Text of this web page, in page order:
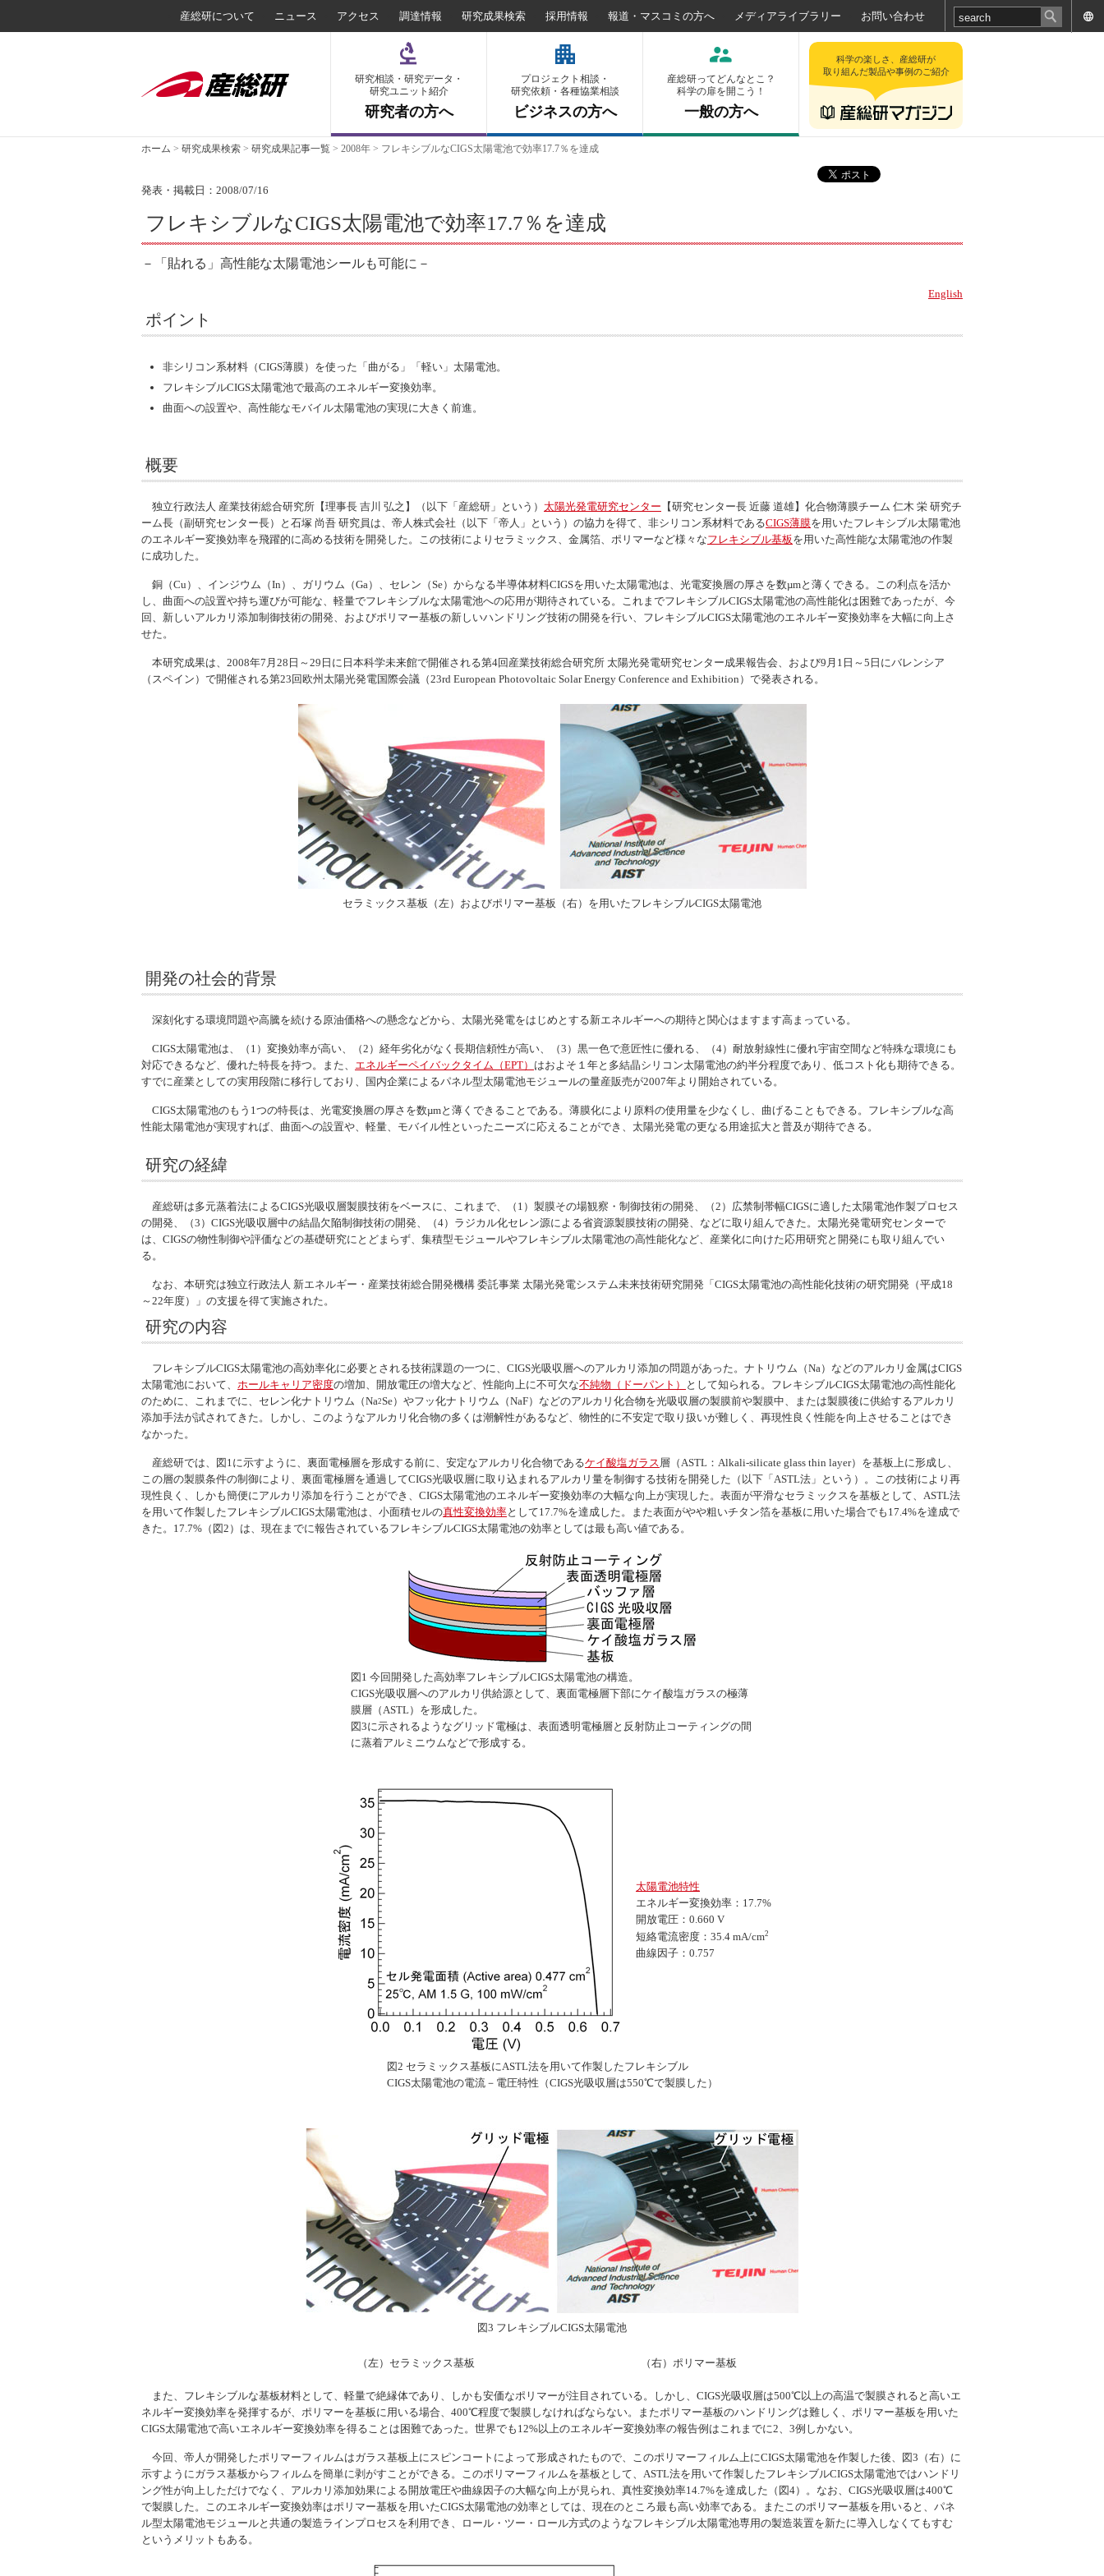
産総研について ニュース アクセス 調達情報 研究成果検索 採用情報 報道・マスコミの方へ メディアライブラリー お問い合わせ
研究相談・研究データ・
研究ユニット紹介
研究者の方へ
プロジェクト相談・
研究依頼・各種協業相談
ビジネスの方へ
産総研ってどんなとこ？
科学の扉を開こう！
一般の方へ
科学の楽しさ、産総研が
取り組んだ製品や事例のご紹介
ホーム > 研究成果検索 > 研究成果記事一覧 > 2008年 > フレキシブルなCIGS太陽電池で効率17.7％を達成
発表・掲載日：2008/07/16
フレキシブルなCIGS太陽電池で効率17.7％を達成
－「貼れる」高性能な太陽電池シールも可能に－
English
ポイント
非シリコン系材料（CIGS薄膜）を使った「曲がる」「軽い」太陽電池。
フレキシブルCIGS太陽電池で最高のエネルギー変換効率。
曲面への設置や、高性能なモバイル太陽電池の実現に大きく前進。
概要
独立行政法人 産業技術総合研究所【理事長 吉川 弘之】（以下「産総研」という） 太陽光発電研究センター 【研究センター長 近藤 道雄】化合物薄膜チーム 仁木 栄 研究チ
ーム長（副研究センター長）と石塚 尚吾 研究員は、帝人株式会社（以下「帝人」という）の協力を得て、非シリコン系材料であるCIGS薄膜を用いたフレキシブル太陽電池
のエネルギー変換効率を飛躍的に高める技術を開発した。この技術によりセラミックス、金属箔、ポリマーなど様々なフレキシブル基板を用いた高性能な太陽電池の作製
に成功した。
銅（Cu）、インジウム（In）、ガリウム（Ga）、セレン（Se）からなる半導体材料CIGSを用いた太陽電池は、光電変換層の厚さを数µmと薄くできる。この利点を活か
し、曲面への設置や持ち運びが可能な、軽量でフレキシブルな太陽電池への応用が期待されている。これまでフレキシブルCIGS太陽電池の高性能化は困難であったが、今
回、新しいアルカリ添加制御技術の開発、およびポリマー基板の新しいハンドリング技術の開発を行い、フレキシブルCIGS太陽電池のエネルギー変換効率を大幅に向上さ
せた。
本研究成果は、2008年7月28日～29日に日本科学未来館で開催される第4回産業技術総合研究所 太陽光発電研究センター成果報告会、および9月1日～5日にバレンシア
（スペイン）で開催される第23回欧州太陽光発電国際会議（23rd European Photovoltaic Solar Energy Conference and Exhibition ）で発表される。
セラミックス基板（左）およびポリマー基板（右）を用いたフレキシブルCIGS太陽電池
開発の社会的背景
深刻化する環境問題や高騰を続ける原油価格への懸念などから、太陽光発電をはじめとする新エネルギーへの期待と関心はますます高まっている。
CIGS太陽電池は、（1）変換効率が高い、（2）経年劣化がなく長期信頼性が高い、（3）黒一色で意匠性に優れる、（4）耐放射線性に優れ宇宙空間など特殊な環境にも
対応できるなど、優れた特長を持つ。また、 エネルギーペイバックタイム（EPT） はおよそ１年と多結晶シリコン太陽電池の約半分程度であり、低コスト化も期待できる。
すでに産業としての実用段階に移行しており、国内企業によるパネル型太陽電池モジュールの量産販売が2007年より開始されている。
CIGS太陽電池のもう1つの特長は、光電変換層の厚さを数µmと薄くできることである。薄膜化により原料の使用量を少なくし、曲げることもできる。フレキシブルな高
性能太陽電池が実現すれば、曲面への設置や、軽量、モバイル性といったニーズに応えることができ、太陽光発電の更なる用途拡大と普及が期待できる。
研究の経緯
産総研は多元蒸着法によるCIGS光吸収層製膜技術をベースに、これまで、（1）製膜その場観察・制御技術の開発、（2）広禁制帯幅CIGSに適した太陽電池作製プロセス
の開発、（3）CIGS光吸収層中の結晶欠陥制御技術の開発、（4）ラジカル化セレン源による省資源製膜技術の開発、などに取り組んできた。太陽光発電研究センターで
は、CIGSの物性制御や評価などの基礎研究にとどまらず、集積型モジュールやフレキシブル太陽電池の高性能化など、産業化に向けた応用研究と開発にも取り組んでい
る。
なお、本研究は独立行政法人 新エネルギー・産業技術総合開発機構 委託事業 太陽光発電システム未来技術研究開発「CIGS太陽電池の高性能化技術の研究開発（平成18
～22年度）」の支援を得て実施された。
研究の内容
フレキシブルCIGS太陽電池の高効率化に必要とされる技術課題の一つに、CIGS光吸収層へのアルカリ添加の問題があった。ナトリウム（Na）などのアルカリ金属はCIGS
太陽電池において、 ホールキャリア密度の増加、開放電圧の増大など、性能向上に不可欠な不純物（ドーパント）
として知られる。フレキシブルCIGS太陽電池の高性能化
のために、これまでに、セレン化ナトリウム（Na2Se）やフッ化ナトリウム（NaF）などのアルカリ化合物を光吸収層の製膜前や製膜中、または製膜後に供給するアルカリ
添加手法が試されてきた。しかし、このようなアルカリ化合物の多くは潮解性があるなど、物性的に不安定で取り扱いが難しく、再現性良く性能を向上させることはでき
なかった。
産総研では、図1に示すように、裏面電極層を形成する前に、安定なアルカリ化合物であるケイ酸塩ガラス 層（ASTL： Alkali-silicate glass thin layer）を基板上に形成し、
この層の製膜条件の制御により、裏面電極層を通過してCIGS光吸収層に取り込まれるアルカリ量を制御する技術を開発した（以下「ASTL法」という）。この技術により再
現性良く、しかも簡便にアルカリ添加を行うことができ、CIGS太陽電池のエネルギー変換効率の大幅な向上が実現した。表面が平滑なセラミックスを基板として、ASTL法
を用いて作製したフレキシブルCIGS太陽電池は、小面積セルの真性変換効率として17.7%を達成した。また表面がやや粗いチタン箔を基板に用いた場合でも17.4%を達成で
きた。17.7%（図2）は、現在までに報告されているフレキシブルCIGS太陽電池の効率としては最も高い値である。
図1 今回開発した高効率フレキシブルCIGS太陽電池の構造。
CIGS光吸収層へのアルカリ供給源として、裏面電極層下部にケイ酸塩ガラスの極薄
膜層（ASTL）を形成した。
図3に示されるようなグリッド電極は、表面透明電極層と反射防止コーティングの間
に蒸着アルミニウムなどで形成する。
太陽電池特性
エネルギー変換効率：17.7%
開放電圧：0.660 V
短絡電流密度：35.4 mA/cm2
曲線因子：0.757
図2 セラミックス基板にASTL法を用いて作製したフレキシブル
CIGS太陽電池の電流－電圧特性（CIGS光吸収層は550℃で製膜した）
図3 フレキシブルCIGS太陽電池
（左）セラミックス基板 （右）ポリマー基板
また、フレキシブルな基板材料として、軽量で絶縁体であり、しかも安価なポリマーが注目されている。しかし、CIGS光吸収層は500℃以上の高温で製膜されると高いエ
ネルギー変換効率を発揮するが、ポリマーを基板に用いる場合、400℃程度で製膜しなければならない。またポリマー基板のハンドリングは難しく、ポリマー基板を用いた
CIGS太陽電池で高いエネルギー変換効率を得ることは困難であった。世界でも12%以上のエネルギー変換効率の報告例はこれまでに2、3例しかない。
今回、帝人が開発したポリマーフィルムはガラス基板上にスピンコートによって形成されたもので、このポリマーフィルム上にCIGS太陽電池を作製した後、図3（右）に
示すようにガラス基板からフィルムを簡単に剥がすことができる。このポリマーフィルムを基板として、ASTL法を用いて作製したフレキシブルCIGS太陽電池ではハンドリ
ング性が向上しただけでなく、アルカリ添加効果による開放電圧や曲線因子の大幅な向上が見られ、真性変換効率14.7%を達成した（図4）。なお、CIGS光吸収層は400℃
で製膜した。このエネルギー変換効率はポリマー基板を用いたCIGS太陽電池の効率としては、現在のところ最も高い効率である。またこのポリマー基板を用いると、パネ
ル型太陽電池モジュールと共通の製造ラインプロセスを利用でき、ロール・ツー・ロール方式のようなフレキシブル太陽電池専用の製造装置を新たに導入しなくてもすむ
というメリットもある。